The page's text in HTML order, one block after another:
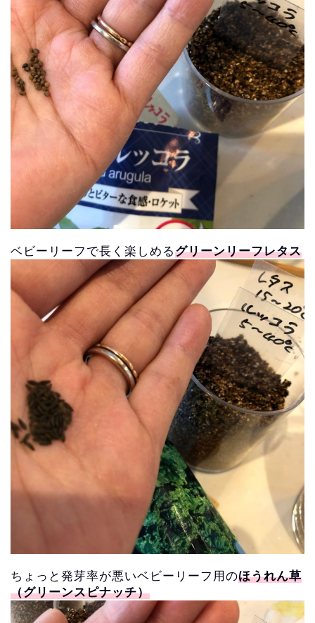
ベビーリーフで長く楽しめるグリーンリーフレタス
ちょっと発芽率が悪いベビーリーフ用のほうれん草
（グリーンスピナッチ）